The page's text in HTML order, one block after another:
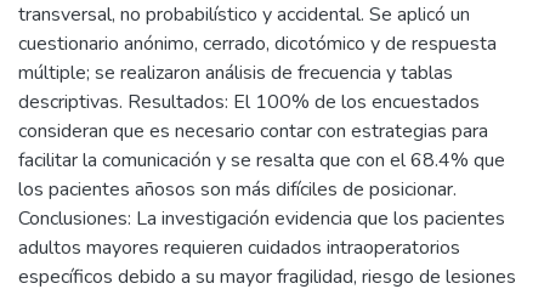
transversal, no probabilístico y accidental. Se aplicó un
cuestionario anónimo, cerrado, dicotómico y de respuesta
múltiple; se realizaron análisis de frecuencia y tablas
descriptivas. Resultados: El 100% de los encuestados
consideran que es necesario contar con estrategias para
facilitar la comunicación y se resalta que con el 68.4% que
los pacientes añosos son más difíciles de posicionar.
Conclusiones: La investigación evidencia que los pacientes
adultos mayores requieren cuidados intraoperatorios
específicos debido a su mayor fragilidad, riesgo de lesiones